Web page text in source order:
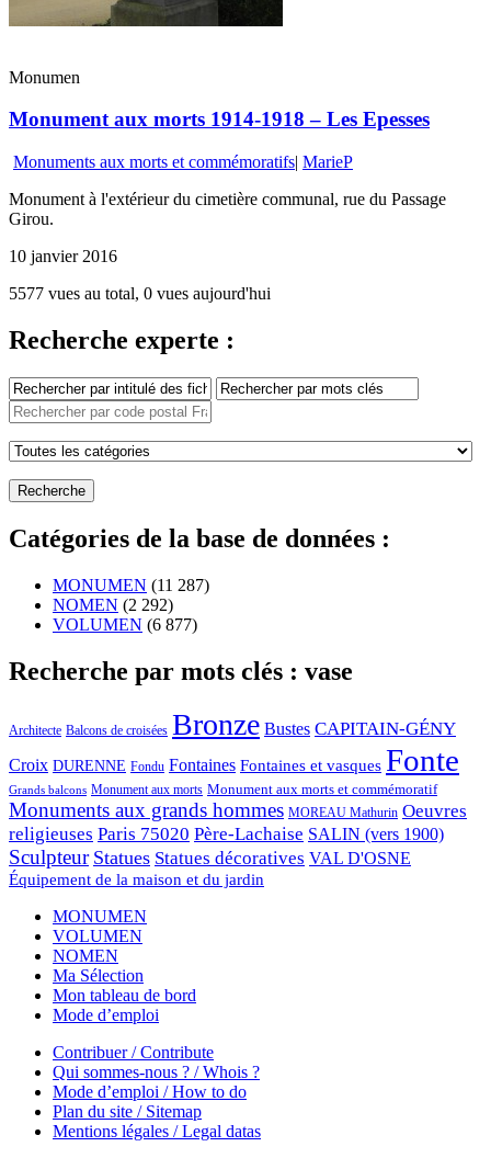
Monumen
Monument aux morts 1914-1918 – Les Epesses
Monuments aux morts et commémoratifs| MarieP
Monument à l'extérieur du cimetière communal, rue du Passage
Girou.
10 janvier 2016
5577 vues au total, 0 vues aujourd'hui
Recherche experte :
Catégories de la base de données :
MONUMEN (11 287)
NOMEN (2 292)
VOLUMEN (6 877)
Recherche par mots clés : vase
Architecte Balcons de croisées Bronze Bustes CAPITAIN-GÉNY
Croix DURENNE Fondu Fontaines Fontaines et vasques Fonte
Grands balcons Monument aux morts Monument aux morts et commémoratif
Monuments aux grands hommes MOREAU Mathurin Oeuvres
religieuses Paris 75020 Père-Lachaise SALIN (vers 1900)
Sculpteur Statues Statues décoratives VAL D'OSNE
Équipement de la maison et du jardin
MONUMEN
VOLUMEN
NOMEN
Ma Sélection
Mon tableau de bord
Mode d’emploi
Contribuer / Contribute
Qui sommes-nous ? / Whois ?
Mode d’emploi / How to do
Plan du site / Sitemap
Mentions légales / Legal datas